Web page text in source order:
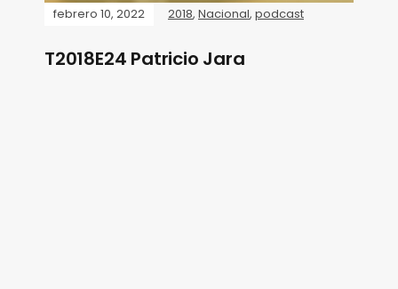
febrero 10, 2022 2018, Nacional, podcast
T2018E24 Patricio Jara